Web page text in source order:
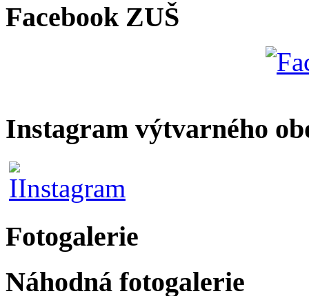
Facebook ZUŠ
Instagram výtvarného
Fotogalerie
Náhodná fotogalerie